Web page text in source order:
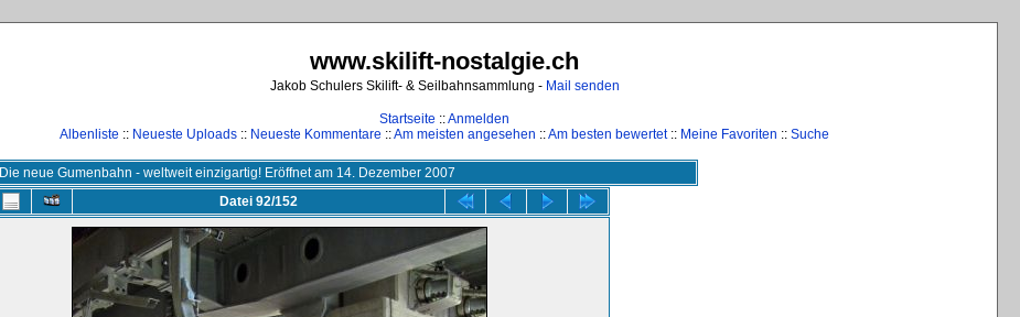
www.skilift-nostalgie.ch
Jakob Schulers Skilift- & Seilbahnsammlung - Mail senden
Startseite ::Anmelden
Albenliste :: Neueste Uploads :: Neueste Kommentare ::Am meisten angesehen ::Am besten bewertet:: Meine Favoriten :: Suche
Die neue Gumenbahn - weltweit einzigartig! Eröffnet am 14. Dezember 2007
Datei 92/152